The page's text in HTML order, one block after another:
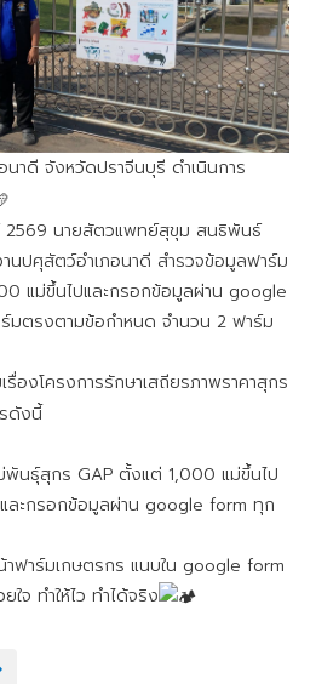
าดี จังหวัดปราจีนบุรี ดำเนินการ
นายสัตวแพทย์สุขุม สนธิพันธ์
านปศุสัตว์อำเภอนาดี สำรวจข้อมูลฟาร์ม
แม่ขึ้นไปและกรอกข้อมูลผ่าน google
มตรงตามข้อกำหนด จำนวน 2 ฟาร์ม
รื่องโครงการรักษาเสถียรภาพราคาสุกร
ดังนี้
พันธุ์สุกร GAP ตั้งแต่ 1,000 แม่ขึ้นไป
ละกรอกข้อมูลผ่าน google form ทุก
าฟาร์มเกษตรกร แนบใน google form
จ ทำให้ไว ทำได้จริง
ศุสัตว์อำเภอประจันตคาม ดำเนินการเก็บ
ไป: โครงการรณรงค์ทำความสะอาดและทำ